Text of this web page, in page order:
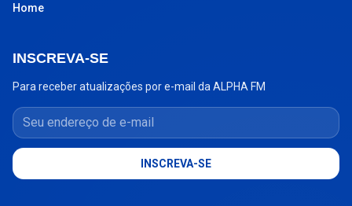
Home
INSCREVA-SE
Para receber atualizações por e-mail da ALPHA FM
Seu endereço de e-mail
INSCREVA-SE